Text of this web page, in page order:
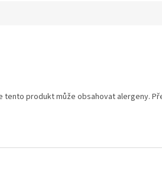
produkt může obsahovat alergeny.